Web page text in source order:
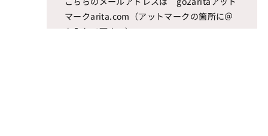
マークarita.com（アットマークの箇所に＠
を入れて下さい）。